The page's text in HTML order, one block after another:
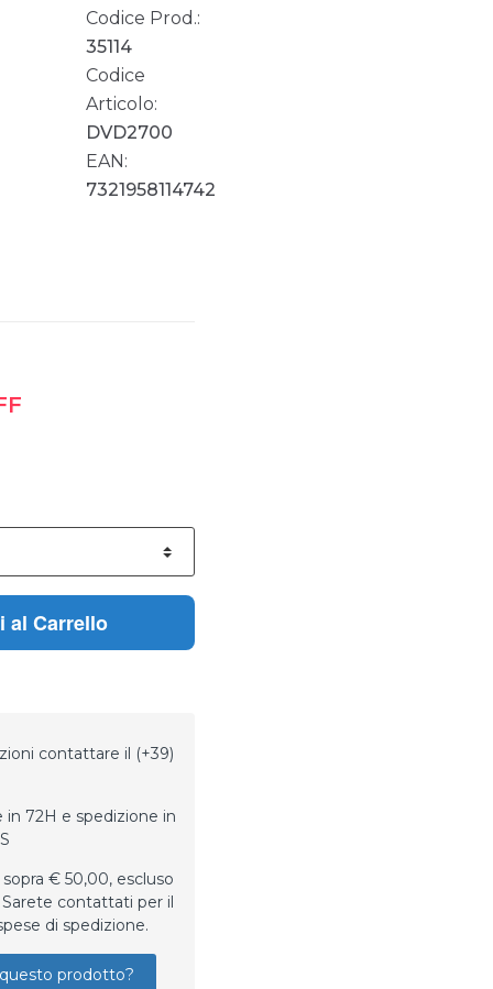
Codice Prod.:
35114
Codice
Articolo:
DVD2700
EAN:
7321958114742
Carrello
contattare il (+39)
72H e spedizione in
€ 50,00, escluso
contattati per il
di spedizione.
prodotto?